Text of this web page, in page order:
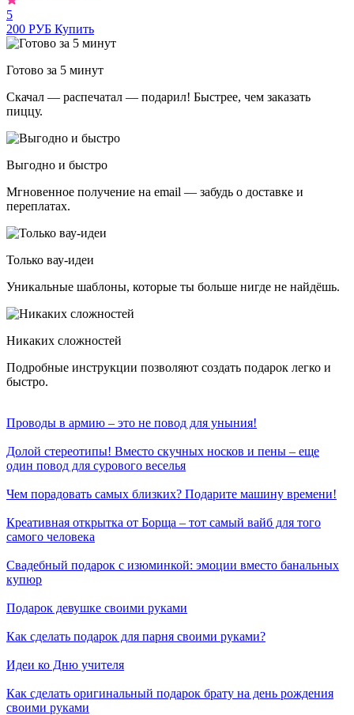
5
200 РУБ Купить
Готово за 5 минут
Скачал — распечатал — подарил! Быстрее, чем заказать
пиццу.
Выгодно и быстро
Мгновенное получение на email — забудь о доставке и
переплатах.
Только вау-идеи
Уникальные шаблоны, которые ты больше нигде не найдёшь.
Никаких сложностей
Подробные инструкции позволяют создать подарок легко и
быстро.
Проводы в армию – это не повод для уныния!
Долой стереотипы! Вместо скучных носков и пены – еще
один повод для сурового веселья
Чем порадовать самых близких? Подарите машину времени!
Креативная открытка от Борща – тот самый вайб для того
самого человека
Свадебный подарок с изюминкой: эмоции вместо банальных
купюр
Подарок девушке своими руками
Как сделать подарок для парня своими руками?
Идеи ко Дню учителя
Как сделать оригинальный подарок брату на день рождения
своими руками